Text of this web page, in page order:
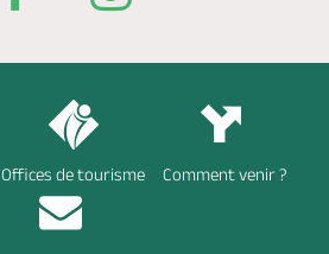
Offices de tourisme Comment venir ?